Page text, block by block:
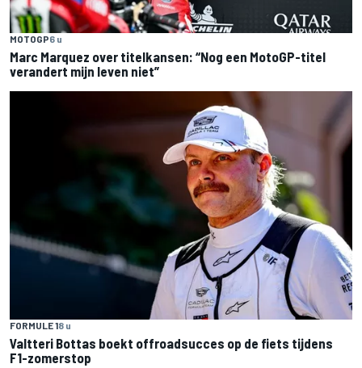
MOTOGP6 u
Marc Marquez over titelkansen: “Nog een MotoGP-titel
verandert mijn leven niet”
FORMULE 18 u
Valtteri Bottas boekt offroadsucces op de fiets tijdens
F1-zomerstop